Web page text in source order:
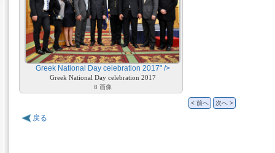
Greek National Day celebration 2017" />
Greek National Day celebration 2017
8 画像
< 前へ 次へ >
戻る